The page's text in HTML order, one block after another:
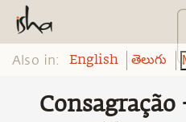
Also in: English తెలుగు
Consagração